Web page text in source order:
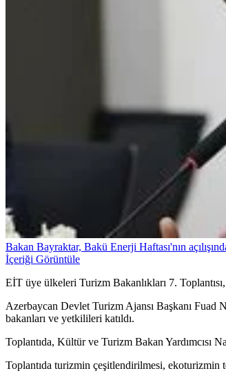
Bakan Bayraktar, Bakü Enerji Haftası'nın
İçeriği Görüntüle
EİT üye ülkeleri Turizm Bakanlıkları 7.
Azerbaycan Devlet Turizm Ajansı Başkanı Fuad
bakanları ve yetkilileri katıldı.
Toplantıda, Kültür ve Turizm Bakan Yardımcısı
Toplantıda turizmin çeşitlendirilmesi, ekoturizmin